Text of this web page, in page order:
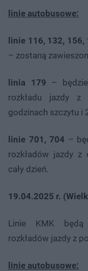
linie autobusowe:
linie 116, 132, 156,
– zostaną
linia 179 –
rozkładu jazdy
godzinach szczytu i
linie 701, 704 –
rozkładów jazdy
cały dzień.
19.04.2025 r.
Linie KMK będą
rozkładów jazdy z
linie autobusowe: